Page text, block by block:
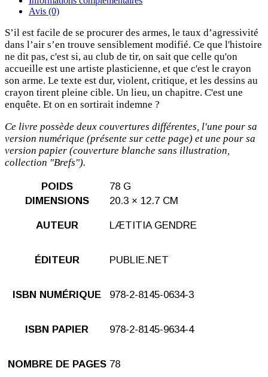
Avis (0)
S’il est facile de se procurer des armes, le taux d’agressivité
dans l’air s’en trouve sensiblement modifié. Ce que l'histoire
ne dit pas, c'est si, au club de tir, on sait que celle qu'on
accueille est une artiste plasticienne, et que c'est le crayon
son arme. Le texte est dur, violent, critique, et les dessins au
crayon tirent pleine cible. Un lieu, un chapitre. C'est une
enquête. Et on en sortirait indemne ?
Ce livre possède deux couvertures différentes, l'une pour sa
version numérique (présente sur cette page) et une pour sa
version papier (couverture blanche sans illustration,
collection "Brefs").
POIDS
78 G
DIMENSIONS
20.3 × 12.7 CM
AUTEUR LÆTITIA GENDRE
ÉDITEUR PUBLIE.NET
ISBN NUMÉRIQUE 978-2-8145-0634-3
ISBN PAPIER 978-2-8145-9634-4
NOMBRE DE PAGES 78